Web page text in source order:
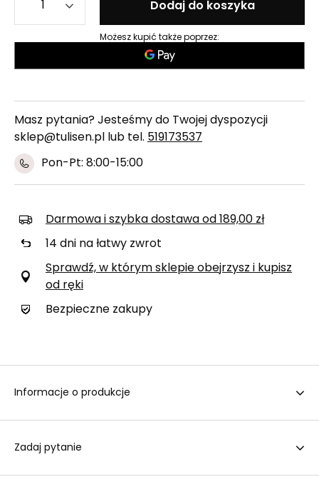
Dodaj do koszyka
Możesz kupić także poprzez:
Masz pytania? Jesteśmy do Twojej dyspozycji
sklep@tulisen.pl lub tel. 519173537
Pon-Pt: 8:00-15:00
Darmowa i szybka dostawa od 189,00 zł
14 dni na łatwy zwrot
Sprawdź, w którym sklepie obejrzysz i kupisz
od ręki
Bezpieczne zakupy
Informacje o produkcje
Zadaj pytanie